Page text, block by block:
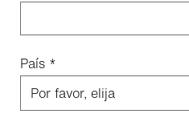
País *